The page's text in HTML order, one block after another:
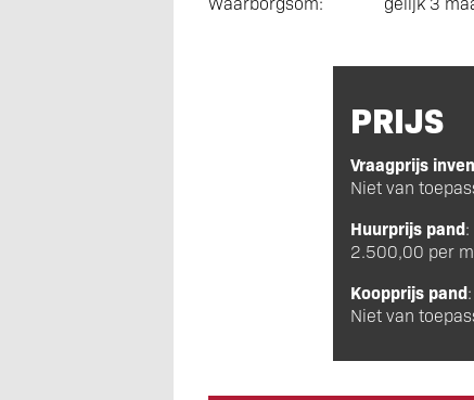
PRIJS
Vraagprijs
Niet van
Huurprijs pand:
2.500,00 per
Koopprijs pand:
Niet van